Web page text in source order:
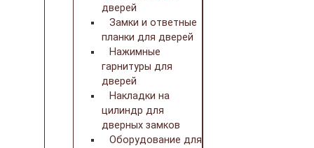
дверей
Замки и ответные
планки для дверей
Нажимные
гарнитуры для
дверей
Накладки на
цилиндр для
дверных замков
Оборудование для